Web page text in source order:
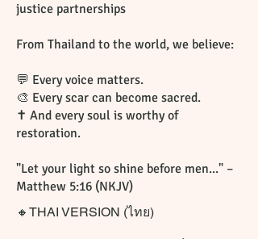
justice partnerships
From Thailand to the world, we believe:
💬 Every voice matters.
🎨 Every scar can become sacred.
✝️ And every soul is worthy of
restoration.
"Let your light so shine before men..." –
Matthew 5:16 (NKJV)
🔸THAI VERSION (ไทย)